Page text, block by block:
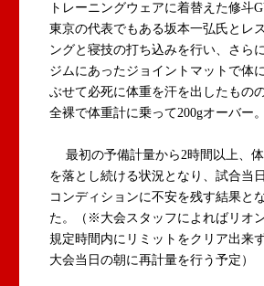
トレーニングウェアに着替えた修斗
東京の代表でもある坂本一弘氏とレ
ングと寝技の打ち込みを行い、さら
ジムにあったジョイントマットで体
ぶせて必死に体重を汗を出したもの
全裸で体重計に乗って200gオーバー
最初の予備計量から2時間以上、
を落とし続ける状況となり、試合当
コンディションに不安を残す結果と
た。（※大会スタッフによればリオ
規定時間内にリミットをクリア出来
大会当日の朝に再計量を行う予定）